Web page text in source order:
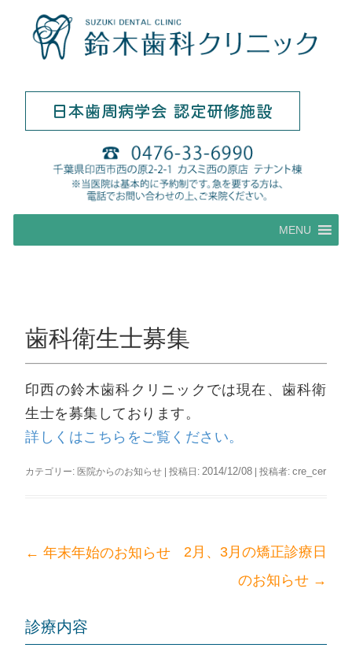
キ
MENU
歯科衛生士募集
印西の鈴木歯科クリニックでは現在、歯科衛
生士を募集しております。
詳しくはこちらをご覧ください。
カテゴリー: 医院からのお知らせ | 投稿日:2014/12/08 |投稿者:cre_cer
投
ビ
ゲ
← 年末年始のお知らせ
2月、3月の矯正診療日
のお知らせ →
診療内容